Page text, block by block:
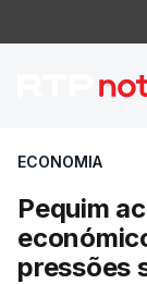
ECONOMIA
Pequim
pressões